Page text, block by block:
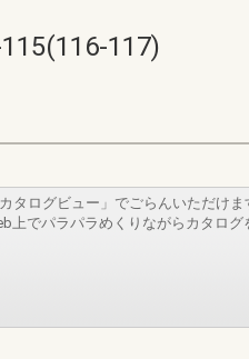
117)
タログビュー」でごらんいただけま
上でパラパラめくりながらカタログ